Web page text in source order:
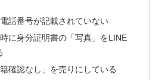
話番号が記載されていない
に身分証明書の「写真」をLINE
確認なし」を売りにしている